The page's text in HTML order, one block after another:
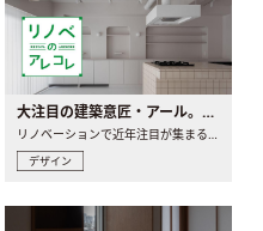
大注目の建築意匠・アール。人気の理由と空間に取り入れるポイント
デザイン